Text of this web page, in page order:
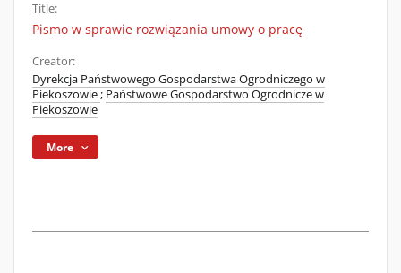
Title:
Pismo w sprawie rozwiązania umowy o pracę
Creator:
Dyrekcja Państwowego Gospodarstwa Ogrodniczego w
Piekoszowie; Państwowe Gospodarstwo Ogrodnicze w
Piekoszowie
More